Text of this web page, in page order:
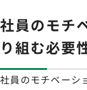
社員のモチ
り組む必要
社員のモチベーシ